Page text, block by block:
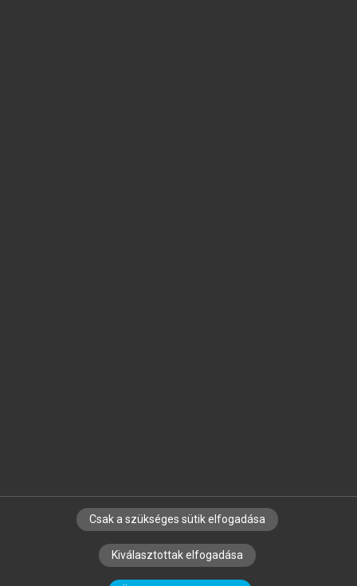
SZERZŐKNEK CÉGEKNEK KÖNYVTÁROSOKNAK
SZERKESZTÉSI ÉS LEKTORÁLÁSI ALAPELVEK
Csak a szükséges sütik elfogadása
Kiválasztottak elfogadása